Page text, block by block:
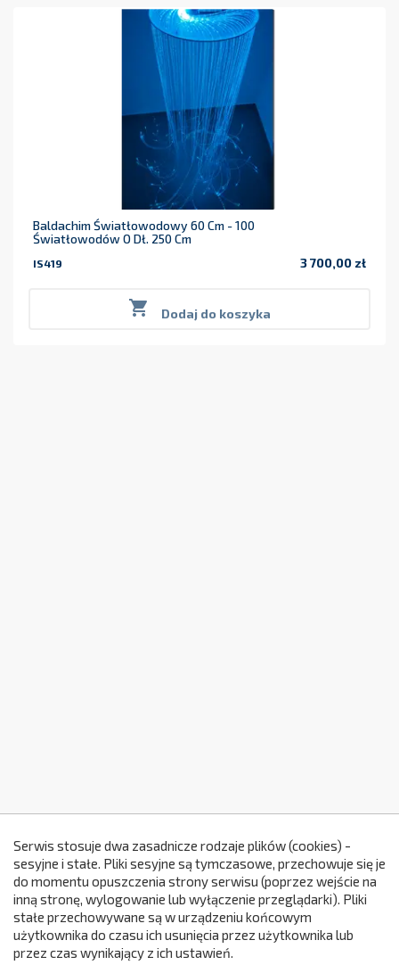
Baldachim Światłowodowy 60 Cm - 100
Światłowodów O Dł. 250 Cm
IS419 3 700,00 zł
 Dodaj do koszyka
Serwis stosuje dwa zasadnicze rodzaje plików (cookies) -
sesyjne i stałe. Pliki sesyjne są tymczasowe, przechowuje się je
do momentu opuszczenia strony serwisu (poprzez wejście na
inną stronę, wylogowanie lub wyłączenie przeglądarki). Pliki
stałe przechowywane są w urządzeniu końcowym
użytkownika do czasu ich usunięcia przez użytkownika lub
przez czas wynikający z ich ustawień.